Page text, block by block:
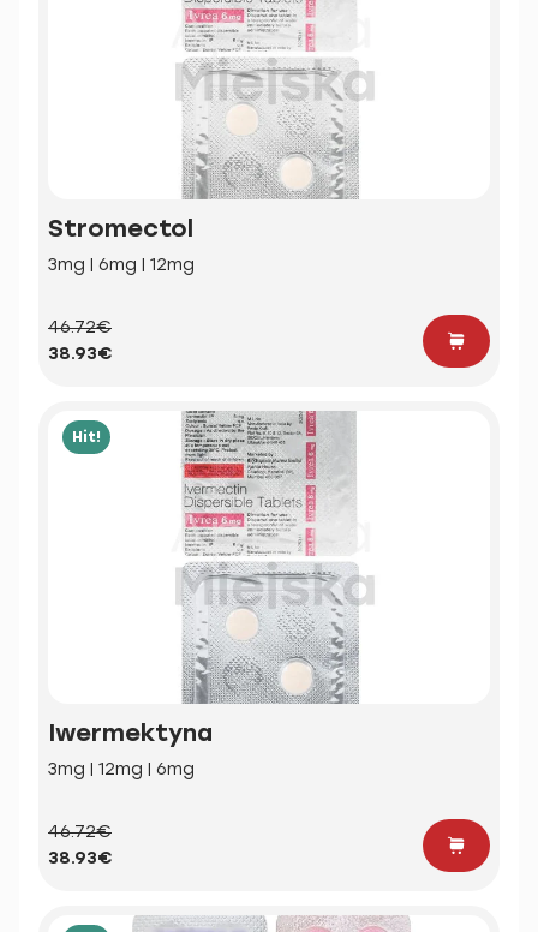
Stromectol
3mg | 6mg | 12mg
46.72€
38.93€
Hit!
Iwermektyna
3mg | 12mg | 6mg
46.72€
38.93€